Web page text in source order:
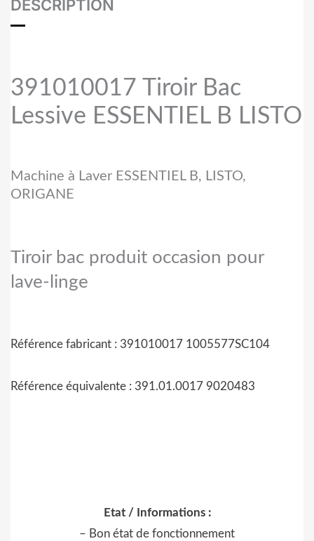
DESCRIPTION
391010017 Tiroir Bac
Lessive ESSENTIEL B LISTO
Machine à Laver ESSENTIEL B, LISTO,
ORIGANE
Tiroir bac produit occasion pour
lave-linge
Référence fabricant : 391010017 1005577SC104
Référence équivalente : 391.01.0017 9020483
Etat / Informations :
– Bon état de fonctionnement